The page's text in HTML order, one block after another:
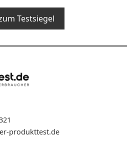
Testsiegel
produkttest.de